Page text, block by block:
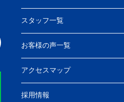
スタッフ一覧
お客様の声一覧
アクセスマップ
採用情報